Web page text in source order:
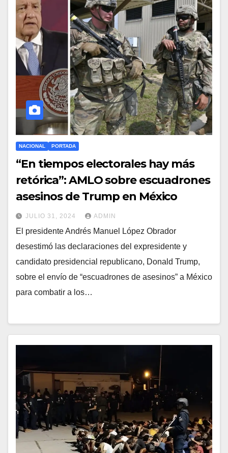
NACIONAL PORTADA
“En tiempos electorales hay más
retórica”: AMLO sobre escuadrones
asesinos de Trump en México
JULIO 31, 2024 ADMIN
El presidente Andrés Manuel López Obrador
desestimó las declaraciones del expresidente y
candidato presidencial republicano, Donald Trump,
sobre el envío de “escuadrones de asesinos” a México
para combatir a los…